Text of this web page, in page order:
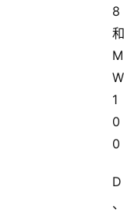
8
和
M
W
1
0
0
D
、